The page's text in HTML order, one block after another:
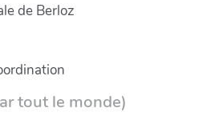
de Berloz
tout le monde)